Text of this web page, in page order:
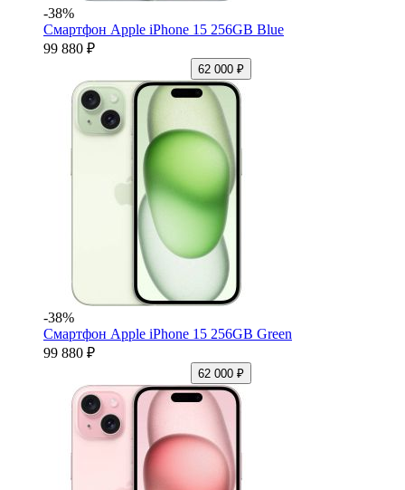
-38%
Смартфон Apple iPhone 15 256GB Blue
99 880 ₽
62 000 ₽
-38%
Смартфон Apple iPhone 15 256GB Green
99 880 ₽
62 000 ₽